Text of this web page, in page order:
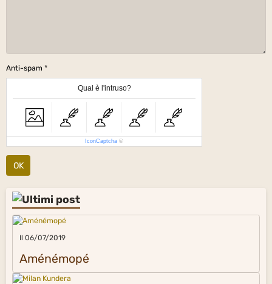
Anti-spam
Qual è l'intruso?
IconCaptcha ©
OK
Il 06/07/2019
Aménémopé